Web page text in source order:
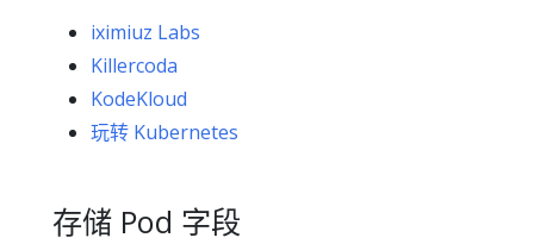
iximiuz Labs
Killercoda
KodeKloud
玩转 Kubernetes
存储 Pod 字段